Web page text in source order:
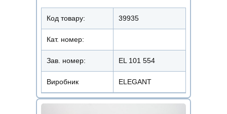
Код товару: 39935
Кат. номер:
Зав. номер: EL 101 554
Виробник ELEGANT